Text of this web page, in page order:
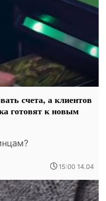
счета, а клиентов
готовят к новым
15:00 14.04